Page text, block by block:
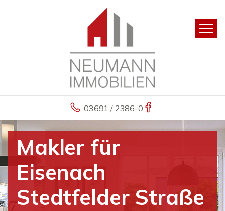
03691 / 2386-0
Makler für
Eisenach
Stedtfelder Straße